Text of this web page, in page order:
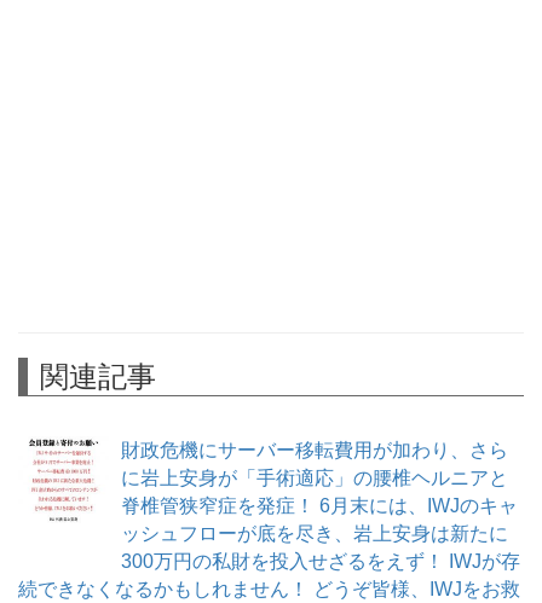
関連記事
財政危機にサーバー移転費用が加わり、さら
に岩上安身が「手術適応」の腰椎ヘルニアと
脊椎管狭窄症を発症！ 6月末には、IWJのキャ
ッシュフローが底を尽き、岩上安身は新たに
300万円の私財を投入せざるをえず！ IWJが存
続できなくなるかもしれません！ どうぞ皆様、IWJをお救